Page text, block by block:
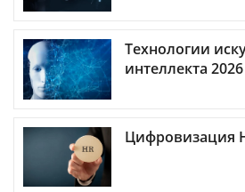
Технологии
интеллекта 2026
Цифровизация